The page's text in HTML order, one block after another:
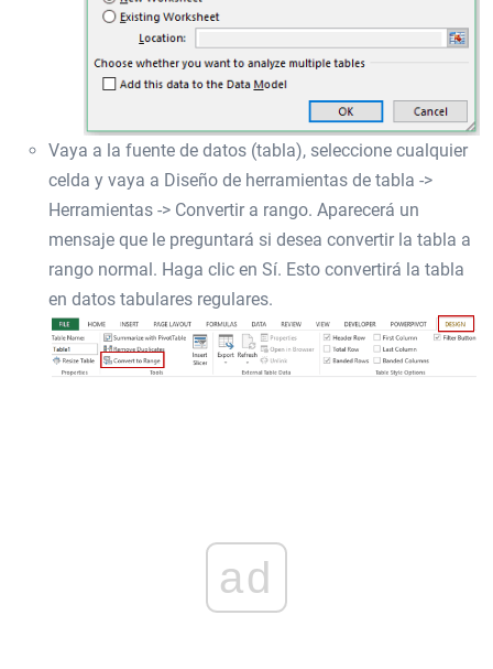
Vaya a la fuente de datos (tabla), seleccione cualquier
celda y vaya a Diseño de herramientas de tabla ->
Herramientas -> Convertir a rango. Aparecerá un
mensaje que le preguntará si desea convertir la tabla a
rango normal. Haga clic en Sí. Esto convertirá la tabla
en datos tabulares regulares.
ad